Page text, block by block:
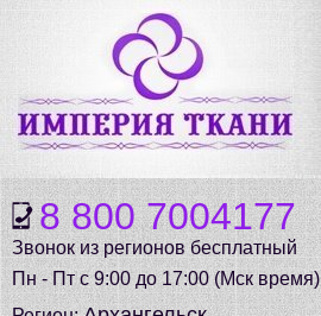
8 800 7004177
Звонок из регионов бесплатный
Пн - Пт с 9:00 до 17:00 (Мск время)